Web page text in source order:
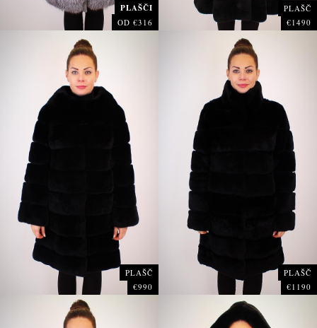
PLAŠČI
OD €316
PLAŠČ
€1490
PLAŠČ
€990
PLAŠČ
€1190